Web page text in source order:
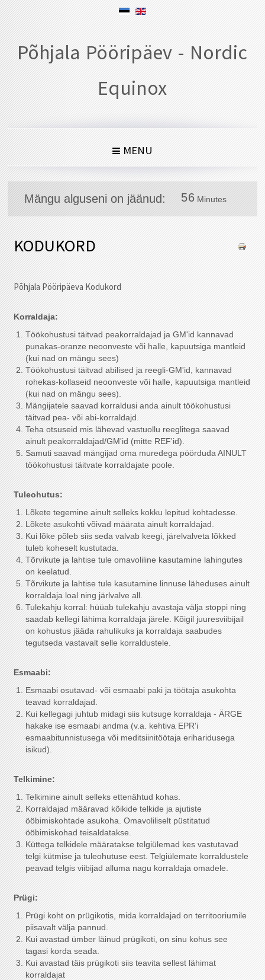
Põhjala Pööripäev - Nordic
Equinox
MENU
Mängu alguseni on jäänud:
56 Minutes
KODUKORD
Põhjala Pööripäeva Kodukord
Korraldaja:
Töökohustusi täitvad peakorraldajad ja GM'id kannavad
punakas-oranze neoonveste või halle, kapuutsiga mantleid
(kui nad on mängu sees)
Töökohustusi täitvad abilised ja reegli-GM'id, kannavad
rohekas-kollaseid neoonveste või halle, kapuutsiga mantleid
(kui nad on mängu sees).
Mängijatele saavad korraldusi anda ainult töökohustusi
täitvad pea- või abi-korraldajd.
Teha otsuseid mis lähevad vastuollu reeglitega saavad
ainult peakorraldajad/GM'id (mitte REF'id).
Samuti saavad mängijad oma muredega pöörduda AINULT
töökohustusi täitvate korraldajate poole.
Tuleohutus:
Lõkete tegemine ainult selleks kokku lepitud kohtadesse.
Lõkete asukohti võivad määrata ainult korraldajad.
Kui lõke põleb siis seda valvab keegi, järelvalveta lõkked
tuleb koheselt kustutada.
Tõrvikute ja lahtise tule omavoliline kasutamine lahingutes
on keelatud.
Tõrvikute ja lahtise tule kasutamine linnuse läheduses ainult
korraldaja loal ning järlvalve all.
Tulekahju korral: hüüab tulekahju avastaja välja stoppi ning
saadab kellegi lähima korraldaja järele. Kõigil juuresviibijail
on kohustus jääda rahulikuks ja korraldaja saabudes
tegutseda vastavalt selle korraldustele.
Esmaabi:
Esmaabi osutavad- või esmaabi paki ja töötaja asukohta
teavad korraldajad.
Kui kellegagi juhtub midagi siis kutsuge korraldaja - ÄRGE
hakake ise esmaabi andma (v.a. kehtiva EPR'i
esmaabitunnistusega või meditsiinitöötaja eriharidusega
isikud).
Telkimine:
Telkimine ainult selleks ettenähtud kohas.
Korraldajad määravad kõikide telkide ja ajutiste
ööbimiskohtade asukoha. Omavoliliselt püstitatud
ööbimiskohad teisaldatakse.
Küttega telkidele määratakse telgiülemad kes vastutavad
telgi kütmise ja tuleohutuse eest. Telgiülemate korraldustele
peavad telgis viibijad alluma nagu korraldaja omadele.
Prügi:
Prügi koht on prügikotis, mida korraldajad on territooriumile
piisavalt välja pannud.
Kui avastad ümber läinud prügikoti, on sinu kohus see
tagasi korda seada.
Kui avastad täis prügikoti siis teavita sellest lähimat
korraldajat